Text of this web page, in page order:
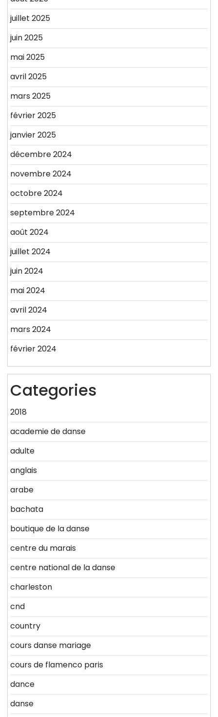
juillet 2025
juin 2025
mai 2025
avril 2025
mars 2025
février 2025
janvier 2025
décembre 2024
novembre 2024
octobre 2024
septembre 2024
août 2024
juillet 2024
juin 2024
mai 2024
avril 2024
mars 2024
février 2024
Categories
2018
academie de danse
adulte
anglais
arabe
bachata
boutique de la danse
centre du marais
centre national de la danse
charleston
cnd
country
cours danse mariage
cours de flamenco paris
dance
danse